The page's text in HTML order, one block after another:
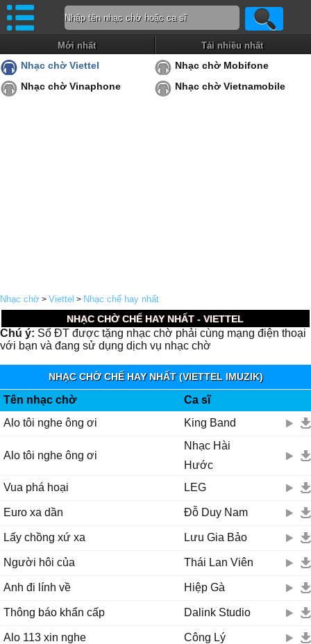
Mới nhất Tải nhiều nhất
Nhạc chờ Viettel
Nhạc chờ Mobifone
Nhạc chờ Vinaphone
Nhạc chờ Vietnamobile
Nhạc chờ > Viettel > Nhạc chế hay nhất
NHẠC CHỜ CHẾ HAY NHẤT - VIETTEL
Chú ý: Số ĐT được tặng nhạc chờ phải cùng mạng điện thoại
với bạn và đang sử dụng dịch vụ nhạc chờ
NHẠC CHỜ CHẾ HAY NHẤT (VIETTEL IMUZIK)
Tên nhạc chờ
Ca sĩ
Alo tôi nghe ông ơi
King Band
Alo tôi nghe ông ơi
Nhạc Hài
Hước
Vua phá hoại
LEG
Euro xa dần Đỗ Duy Nam
Lấy chồng xứ xa Lưu Gia Bảo
Người hôi của Thái Lan Viên
Anh đi lính về Hiệp Gà
Thông báo khẩn cấp Dalink Studio
Alo 113 xin nghe
Công Lý